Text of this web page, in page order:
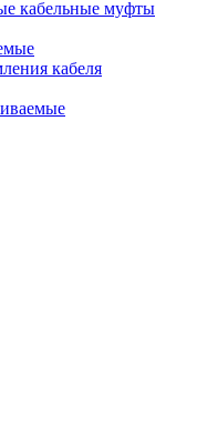
кабельные муфты
кабеля